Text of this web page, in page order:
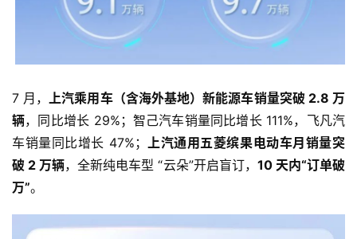
首
页
7 月，上汽乘用车（含海外基地）新能源车销量突破 2.8 万
辆，同比增长 29%；智己汽车销量同比增长 111%，飞凡汽
车销量同比增长 47%； 上汽通用五菱缤果电动车月销量突
破 2 万辆，全新纯电车型 “云朵”开启盲订， 10 天内“订单破
万”。